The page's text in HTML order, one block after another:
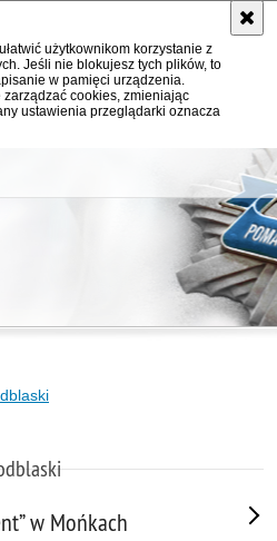
użytkownikom korzystanie z
Jeśli nie blokujesz tych plików, to
w pamięci urządzenia.
cookies, zmieniając
ustawienia przeglądarki oznacza
w Mońkach